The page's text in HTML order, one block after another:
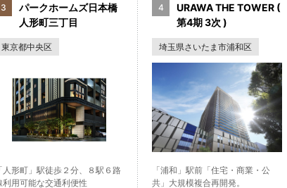
パークホームズ日本橋
人形町三丁目
東京都中央区
「人形町」駅徒歩２分、８駅６路
利用可能な交通利便性
URAWA THE TOWER (
第4期 3次 )
埼玉県さいたま市浦和区
「浦和」駅前「住宅・商業・公
共」大規模複合再開発。